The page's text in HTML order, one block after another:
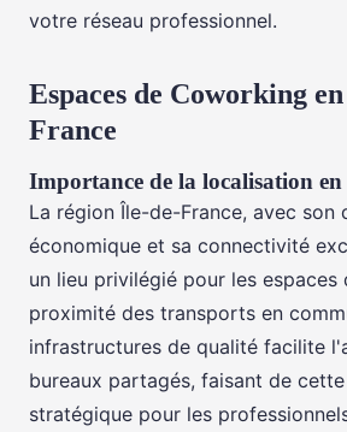
votre réseau professionnel.
Espaces de Coworking
France
Importance de la localisation
La région Île-de-France, avec son
économique et sa connectivité
un lieu privilégié pour les espaces
proximité des transports en
infrastructures de qualité facilite
bureaux partagés, faisant de
stratégique pour les